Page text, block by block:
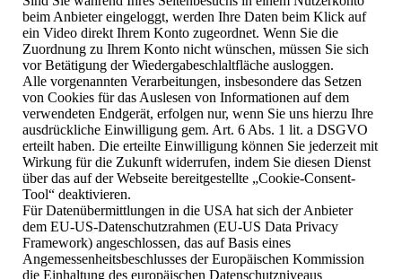
beim Anbieter eingeloggt, werden Ihre Daten beim Klick auf
ein Video direkt Ihrem Konto zugeordnet. Wenn Sie die
Zuordnung zu Ihrem Konto nicht wünschen, müssen Sie sich
vor Betätigung der Wiedergabeschlaltfläche ausloggen.
Alle vorgenannten Verarbeitungen, insbesondere das Setzen
von Cookies für das Auslesen von Informationen auf dem
verwendeten Endgerät, erfolgen nur, wenn Sie uns hierzu Ihre
ausdrückliche Einwilligung gem. Art. 6 Abs. 1 lit. a DSGVO
erteilt haben. Die erteilte Einwilligung können Sie jederzeit mit
Wirkung für die Zukunft widerrufen, indem Sie diesen Dienst
über das auf der Webseite bereitgestellte „Cookie-Consent-
Tool“ deaktivieren.
Für Datenübermittlungen in die USA hat sich der Anbieter
dem EU-US-Datenschutzrahmen (EU-US Data Privacy
Framework) angeschlossen, das auf Basis eines
Angemessenheitsbeschlusses der Europäischen Kommission
die Einhaltung des europäischen Datenschutzniveaus